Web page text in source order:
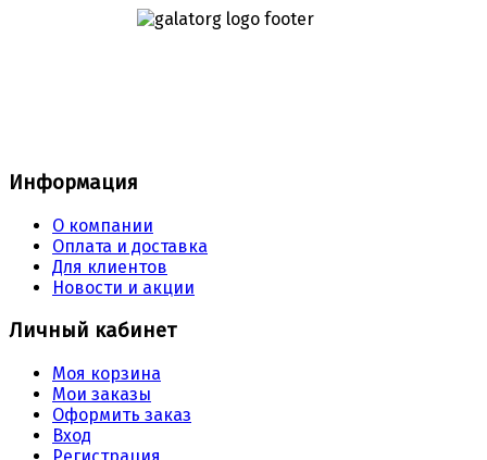
Информация
О компании
Оплата и доставка
Для клиентов
Новости и акции
Личный кабинет
Моя корзина
Мои заказы
Оформить заказ
Вход
Регистрация